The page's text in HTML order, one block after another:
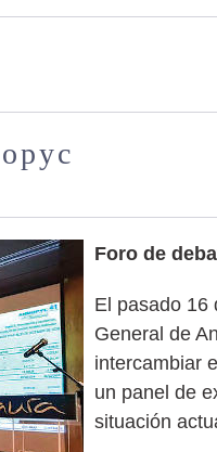
Foro de
El pasado 16
General de
intercambiar
un panel de
situación